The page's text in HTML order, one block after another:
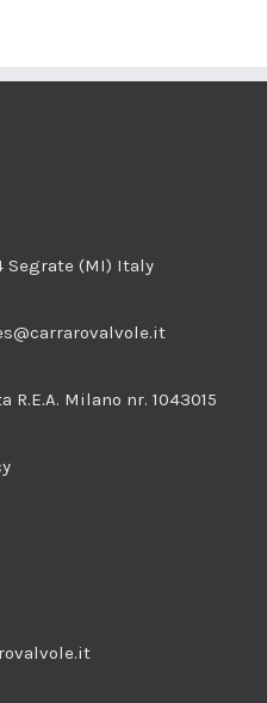
Segrate (MI) Italy
Milano nr. 1043015